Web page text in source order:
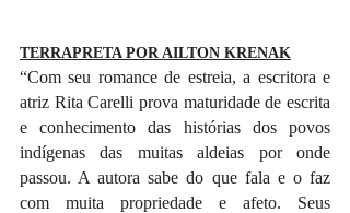
TERRAPRETA POR AILTON KRENAK
“Com seu romance de estreia, a escritora e
atriz Rita Carelli prova maturidade de escrita
e conhecimento das histórias dos povos
indígenas das muitas aldeias por onde
passou. A autora sabe do que fala e o faz
com muita propriedade e afeto. Seus